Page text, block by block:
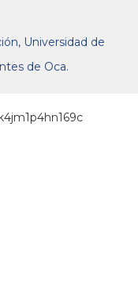
Universidad de
de Oca.